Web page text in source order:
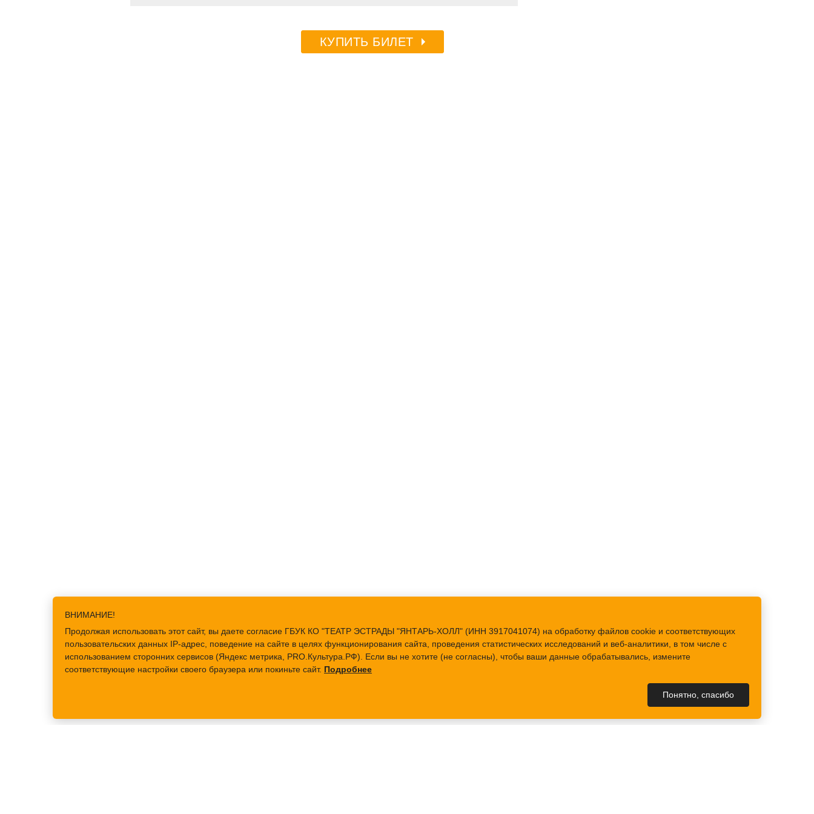
КУПИТЬ БИЛЕТ
ВНИМАНИЕ!
Продолжая использовать этот сайт, вы даете согласие ГБУК КО "ТЕАТР ЭСТРАДЫ "ЯНТАРЬ-ХОЛЛ" (ИНН 3917041074) на обработку файлов cookie и соответствующих
пользовательских данных IP-адрес, поведение на сайте в целях функционирования сайта, проведения статистических исследований и веб-аналитики, в том числе с
использованием сторонних сервисов (Яндекс метрика, PRO.Культура.РФ). Если вы не хотите (не согласны), чтобы ваши данные обрабатывались, измените
соответствующие настройки своего браузера или покиньте сайт. Подробнее
Понятно, спасибо